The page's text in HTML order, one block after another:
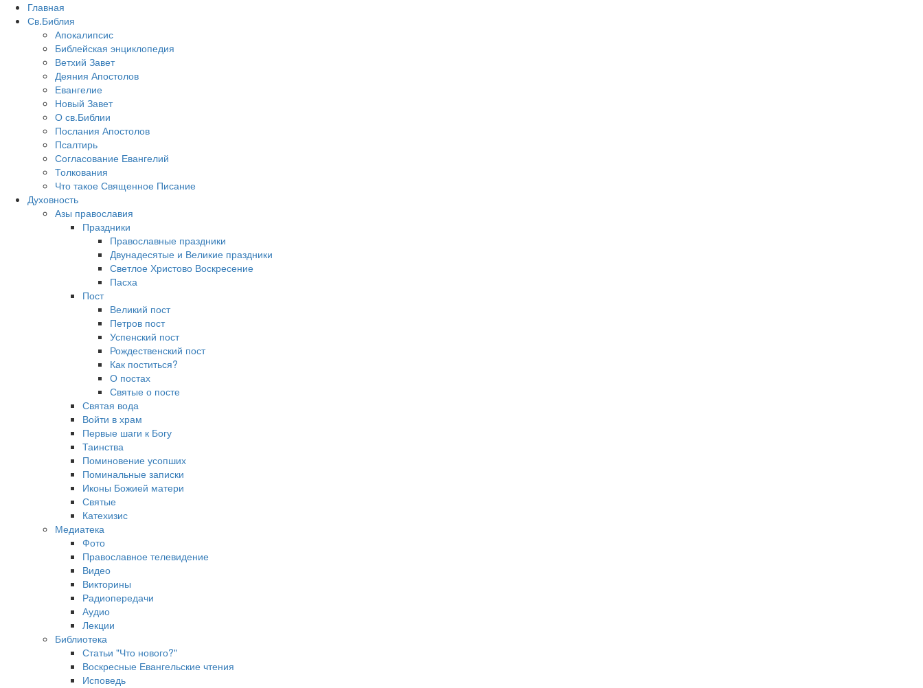
Главная
Св.Библия
Апокалипсис
Библейская энциклопедия
Ветхий Завет
Деяния Апостолов
Евангелие
Новый Завет
О св.Библии
Послания Апостолов
Псалтирь
Согласование Евангелий
Толкования
Что такое Священное Писание
Духовность
Азы православия
Праздники
Православные праздники
Двунадесятые и Великие праздники
Светлое Христово Воскресение
Пасха
Пост
Великий пост
Петров пост
Успенский пост
Рождественский пост
Как поститься?
О постах
Святые о посте
Святая вода
Войти в храм
Первые шаги к Богу
Таинства
Поминовение усопших
Поминальные записки
Иконы Божией матери
Святые
Катехизис
Медиатека
Фото
Православное телевидение
Видео
Викторины
Радиопередачи
Аудио
Лекции
Библиотека
Статьи "Что нового?"
Воскресные Евангельские чтения
Исповедь